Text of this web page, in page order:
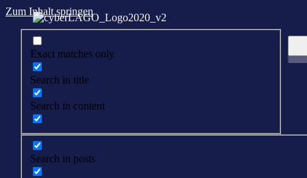
Zum Inhalt springen
Exact matches only
Search in title
Search in content
Search in posts